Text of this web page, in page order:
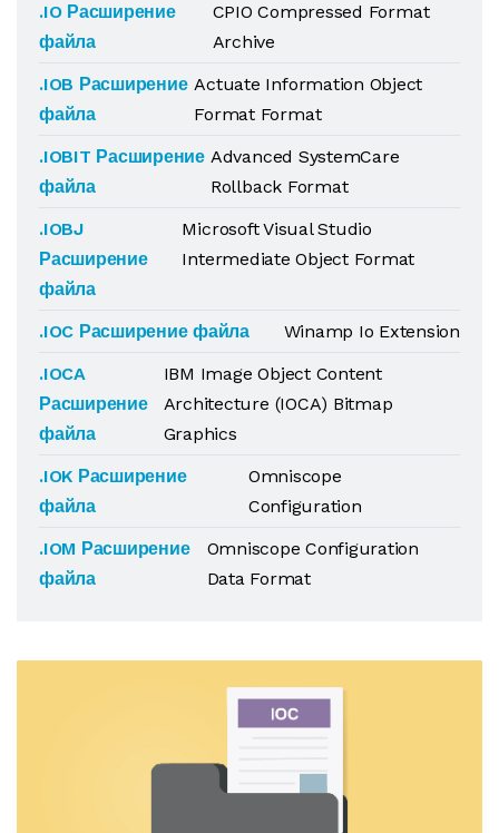
.IO Расширение
файла
CPIO Compressed Format
Archive
.IOB Расширение
файла
Actuate Information Object
Format Format
.IOBIT Расширение
файла
Advanced SystemCare
Rollback Format
.IOBJ
Расширение
файла
Microsoft Visual Studio
Intermediate Object Format
.IOC Расширение файла
Winamp Io Extension
.IOCA
Расширение
файла
IBM Image Object Content
Architecture (IOCA) Bitmap
Graphics
.IOK Расширение
файла
Omniscope
Configuration
.IOM Расширение
файла
Omniscope Configuration
Data Format